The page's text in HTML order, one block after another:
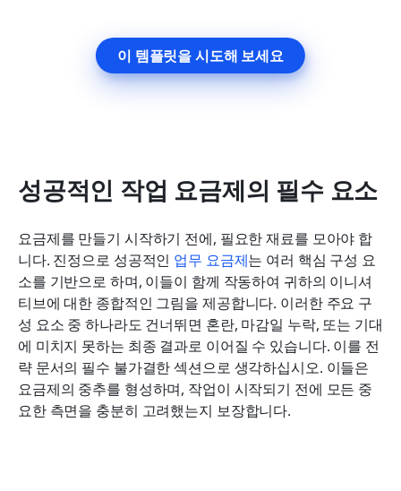
이 템플릿을 시도해 보세요
성공적인 작업 요금제의 필수 요소
요금제를 만들기 시작하기 전에, 필요한 재료를 모아야 합
니다. 진정으로 성공적인 업무 요금제는 여러 핵심 구성 요
소를 기반으로 하며, 이들이 함께 작동하여 귀하의 이니셔
티브에 대한 종합적인 그림을 제공합니다. 이러한 주요 구
성 요소 중 하나라도 건너뛰면 혼란, 마감일 누락, 또는 기대
에 미치지 못하는 최종 결과로 이어질 수 있습니다. 이를 전
략 문서의 필수 불가결한 섹션으로 생각하십시오. 이들은
요금제의 중추를 형성하며, 작업이 시작되기 전에 모든 중
요한 측면을 충분히 고려했는지 보장합니다.